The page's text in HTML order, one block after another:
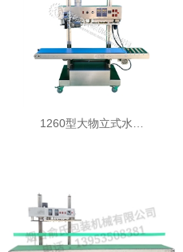
1260型大物立式水…